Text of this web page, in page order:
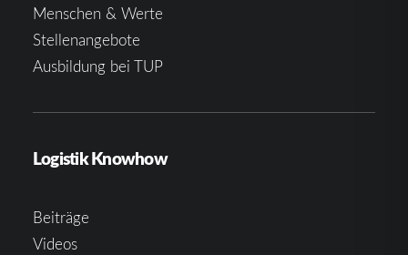
Menschen & Werte
Stellenangebote
Ausbildung bei TUP
Logistik Knowhow
Beiträge
Videos